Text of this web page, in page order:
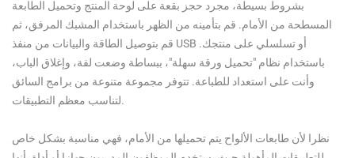
بشروط بسيطة، مجرد حجز بقعة على لوحة المنتج وتحميل الطابعة
المسطحة من الأمام. قم بتأمينه من الظهر باستخدام المشبك المرفق، ثم
قم بتوصيل الطاقة والبيانات من منفذ USB أو تسلسلي على منتجك.
باستخدام نظام "تحميل ورقة سهلة"، ببساطة وضعت لفة، وإغلاق الباب،
وأنت على استعداد للطباعة. تتوفر مجموعة متنوعة من برامج السائق
لتناسب معظم التطبيقات.
نظرا لأن طابعات الألواح يتم تحميلها من الأمام، فهي مناسبة بشكل خاص